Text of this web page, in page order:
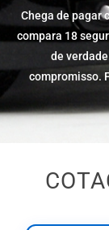
Chega de pagar
compara 18
de
compromisso.